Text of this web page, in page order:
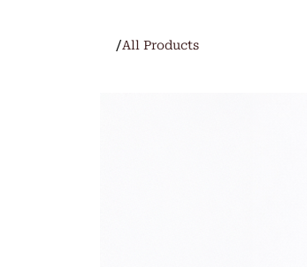
/All Products